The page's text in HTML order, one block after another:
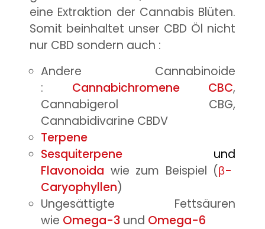
eine Extraktion der Cannabis Blüten.
Somit beinhaltet unser CBD Öl nicht
nur CBD sondern auch :
Andere Cannabinoide
: Cannabichromene CBC,
Cannabigerol CBG,
Cannabidivarine CBDV
Terpene
Sesquiterpene
und
Flavonoida wie zum Beispiel (β-
Caryophyllen)
Ungesättigte Fettsäuren
wie Omega-3 und Omega-6